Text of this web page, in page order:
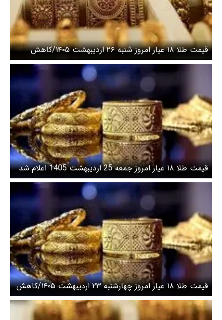
قیمت طلا ۱۸ عیار امروز شنبه ۲۶ اردیبهشت ۱۴۰۵/کاهش
قیمت طلا
قیمت طلا ۱۸ عیار امروز جمعه 25 اردیبهشت 1405 اعلام شد
قیمت طلا ۱۸ عیار امروز چهارشنبه ۲۳ اردیبهشت ۱۴۰۵/کاهش
قیمت طلا